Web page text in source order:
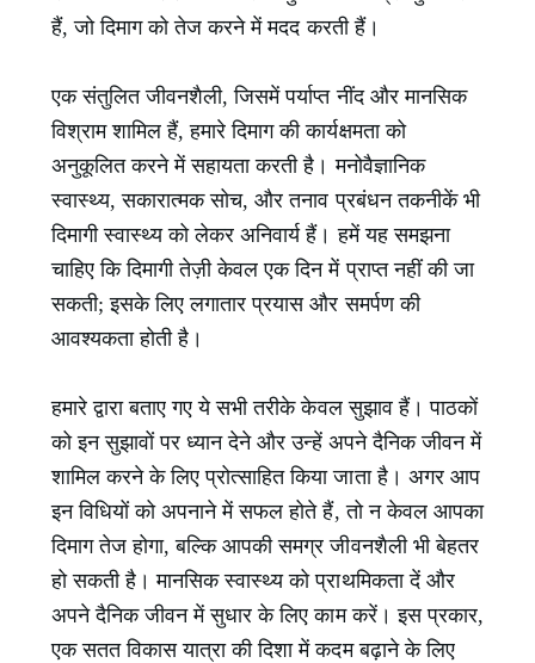
हैं, जो दिमाग को तेज करने में मदद करती हैं।
एक संतुलित जीवनशैली, जिसमें पर्याप्त नींद और मानसिक
विश्राम शामिल हैं, हमारे दिमाग की कार्यक्षमता को
अनुकूलित करने में सहायता करती है। मनोवैज्ञानिक
स्वास्थ्य, सकारात्मक सोच, और तनाव प्रबंधन तकनीकें भी
दिमागी स्वास्थ्य को लेकर अनिवार्य हैं। हमें यह समझना
चाहिए कि दिमागी तेज़ी केवल एक दिन में प्राप्त नहीं की जा
सकती; इसके लिए लगातार प्रयास और समर्पण की
आवश्यकता होती है।
हमारे द्वारा बताए गए ये सभी तरीके केवल सुझाव हैं। पाठकों
को इन सुझावों पर ध्यान देने और उन्हें अपने दैनिक जीवन में
शामिल करने के लिए प्रोत्साहित किया जाता है। अगर आप
इन विधियों को अपनाने में सफल होते हैं, तो न केवल आपका
दिमाग तेज होगा, बल्कि आपकी समग्र जीवनशैली भी बेहतर
हो सकती है। मानसिक स्वास्थ्य को प्राथमिकता दें और
अपने दैनिक जीवन में सुधार के लिए काम करें। इस प्रकार,
एक सतत विकास यात्रा की दिशा में कदम बढ़ाने के लिए